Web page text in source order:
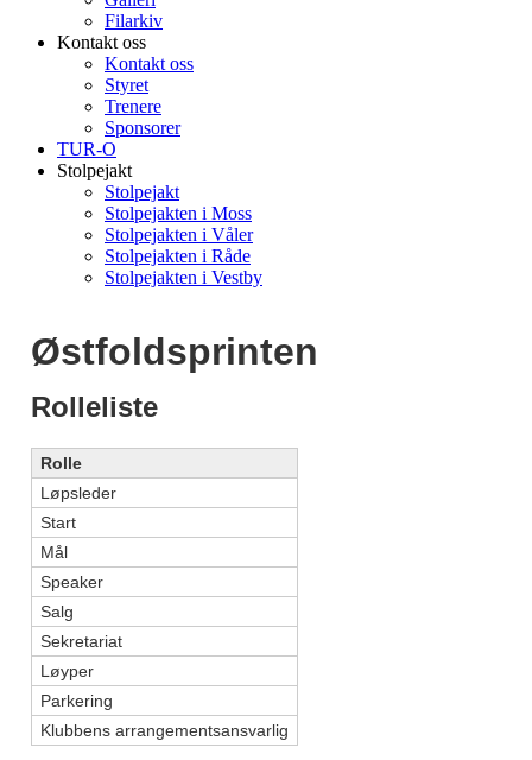
Filarkiv
Kontakt oss
Kontakt oss
Styret
Trenere
Sponsorer
TUR-O
Stolpejakt
Stolpejakt
Stolpejakten i Moss
Stolpejakten i Våler
Stolpejakten i Råde
Stolpejakten i Vestby
Østfoldsprinten
Rolleliste
Rolle
Løpsleder
Start
Mål
Speaker
Salg
Sekretariat
Løyper
Parkering
Klubbens arrangementsansvarlig